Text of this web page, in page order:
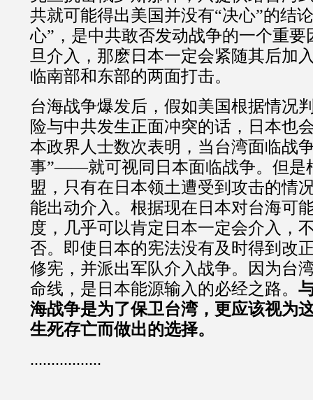
共就可能得出美国并没有“决心”的结
心”，是中共敢否发动战争的一个重要
旦介入，那麽日本一定会紧随其后加
临南部和东部的两面打击。
台海战争爆发后，假如美国根据情况
险与中共发生正面冲突的话，日本也
本政界人士数次表明，当台湾面临
事”——就可视同日本面临战争。但是
盟，只有在日本领土遭受到攻击的情
能出动介入。根据现在日本对台海可
度，几乎可以肯定日本一定会介入，
否。即使日本的宪法没有及时得到改
修宪，并派出军队介入战争。因为台
命线，是日本能源输入的必经之路。
海战争是为了保卫台湾，更应该视为
生死存亡而做出的选择。
.................